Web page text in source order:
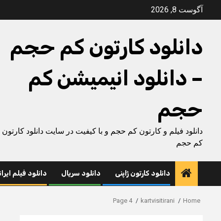
آگوست 8, 2026
دانلود کارتون کم حجم
– دانلود انیمیشن کم
حجم
دانلود فیلم و کارتون کم حجم و با کیفیت در سایت دانلود کارتون
کم حجم
دانلود کارتون ژاپنی دانلود سریال دانلود فیلم
Home
kartvisitirani
Page 4